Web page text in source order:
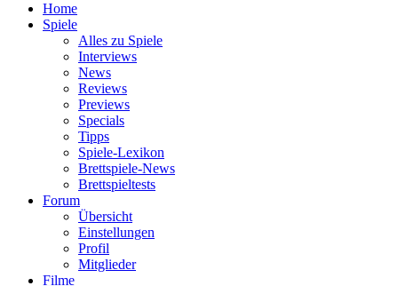
Home
Spiele
Alles zu Spiele
Interviews
News
Reviews
Previews
Specials
Tipps
Spiele-Lexikon
Brettspiele-News
Brettspieltests
Forum
Übersicht
Einstellungen
Profil
Mitglieder
Filme